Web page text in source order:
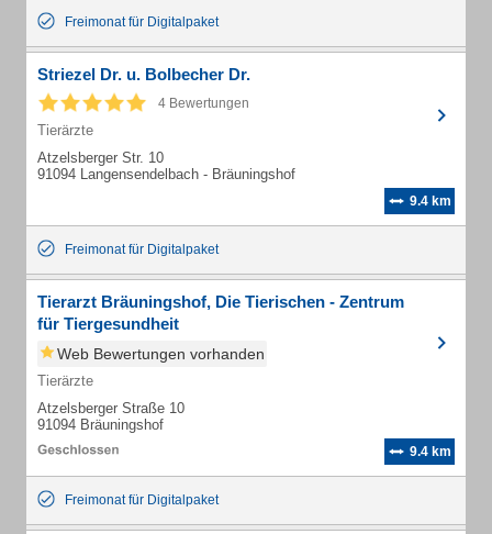
Freimonat für Digitalpaket
Striezel Dr. u. Bolbecher Dr.
4 Bewertungen
Tierärzte
Atzelsberger Str. 10
91094 Langensendelbach - Bräuningshof
9.4 km
Freimonat für Digitalpaket
Tierarzt Bräuningshof, Die Tierischen - Zentrum
für Tiergesundheit
Web Bewertungen vorhanden
Tierärzte
Atzelsberger Straße 10
91094 Bräuningshof
9.4 km
Freimonat für Digitalpaket